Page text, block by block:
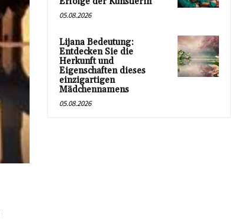
05.08.2026
Lijana Bedeutung:
Entdecken Sie die
Herkunft und
Eigenschaften dieses
einzigartigen
Mädchennamens
05.08.2026